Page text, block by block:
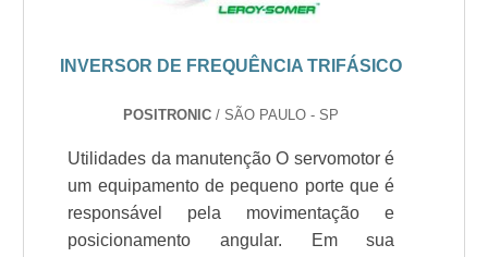
INVERSOR DE FREQUÊNCIA TRIFÁSICO
POSITRONIC / SÃO PAULO - SP
Utilidades da manutenção O servomotor é
um equipamento de pequeno porte que é
responsável pela movimentação e
posicionamento angular. Em sua